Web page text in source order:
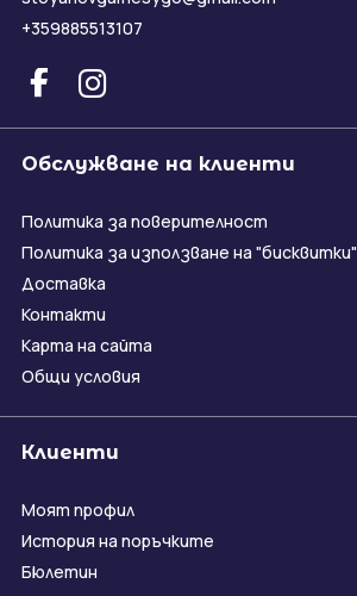
+359885513107
Обслужване на клиенти
Политика за поверителност
Политика за използване на "бисквитки"
Доставка
Контакти
Карта на сайта
Общи условия
Клиенти
Моят профил
История на поръчките
Бюлетин